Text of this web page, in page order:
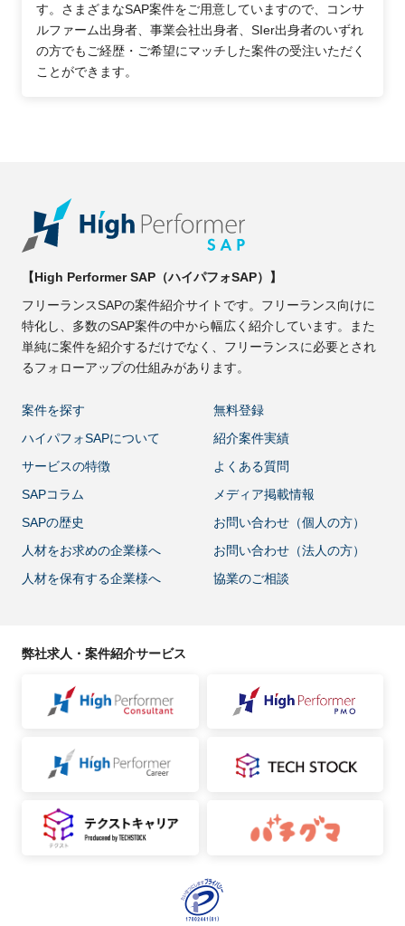
す。さまざまなSAP案件をご用意していますので、コンサ
ルファーム出身者、事業会社出身者、SIer出身者のいずれ
の方でもご経歴・ご希望にマッチした案件の受注いただく
ことができます。
【High Performer SAP（ハイパフォSAP）】
フリーランスSAPの案件紹介サイトです。フリーランス向けに
特化し、多数のSAP案件の中から幅広く紹介しています。また
単純に案件を紹介するだけでなく、フリーランスに必要とされ
るフォローアップの仕組みがあります。
案件を探す
無料登録
ハイパフォSAPについて
紹介案件実績
サービスの特徴
よくある質問
SAPコラム
メディア掲載情報
SAPの歴史
お問い合わせ（個人の方）
人材をお求めの企業様へ
お問い合わせ（法人の方）
人材を保有する企業様へ
協業のご相談
弊社求人・案件紹介サービス